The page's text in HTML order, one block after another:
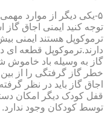
۵-یکی دیگر از موارد
توجه کنید ایمنی اجاق
ترموکوپل هستند ایمنی
دارند.ترموکوپل قطعه ای
گاز به وسیله باد خاموش
خطر گاز گرفتگی را از
اجاق گاز باید در نظر
قفل کودک دیگر امکان
توسط کودکان وجود ندارد.